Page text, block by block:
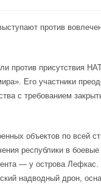
против
против присутствия
Его участники
с требованием
объектов по всей
республики в
— у острова
надводный дрон,